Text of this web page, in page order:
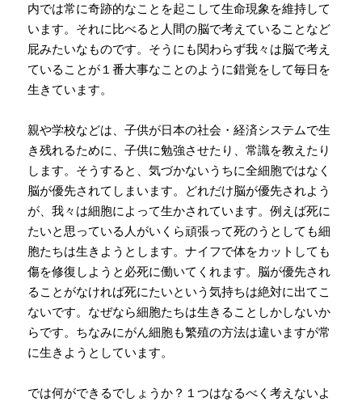
内では常に奇跡的なことを起こして生命現象を維持して
います。それに比べると人間の脳で考えていることなど
屁みたいなものです。そうにも関わらず我々は脳で考え
ていることが１番大事なことのように錯覚をして毎日を
生きています。
親や学校などは、子供が日本の社会・経済システムで生
き残れるために、子供に勉強させたり、常識を教えたり
します。そうすると、気づかないうちに全細胞ではなく
脳が優先されてしまいます。どれだけ脳が優先されよう
が、我々は細胞によって生かされています。例えば死に
たいと思っている人がいくら頑張って死のうとしても細
胞たちは生きようとします。ナイフで体をカットしても
傷を修復しようと必死に働いてくれます。脳が優先され
ることがなければ死にたいという気持ちは絶対に出てこ
ないです。なぜなら細胞たちは生きることしかしないか
らです。ちなみにがん細胞も繁殖の方法は違いますが常
に生きようとしています。
では何ができるでしょうか？１つはなるべく考えないよ